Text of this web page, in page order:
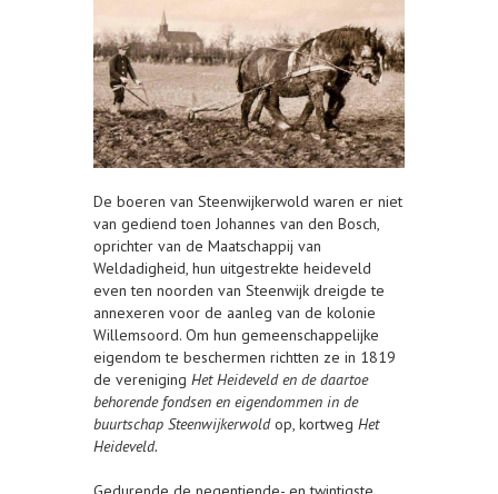
De boeren van Steenwijkerwold waren er niet
van gediend toen Johannes van den Bosch,
oprichter van de Maatschappij van
Weldadigheid, hun uitgestrekte heideveld
even ten noorden van Steenwijk dreigde te
annexeren voor de aanleg van de kolonie
Willemsoord. Om hun gemeenschappelijke
eigendom te beschermen richtten ze in 1819
de vereniging Het Heideveld en de daartoe
behorende fondsen en eigendommen in de
buurtschap Steenwijkerwoldop, kortweg Het
Heideveld.